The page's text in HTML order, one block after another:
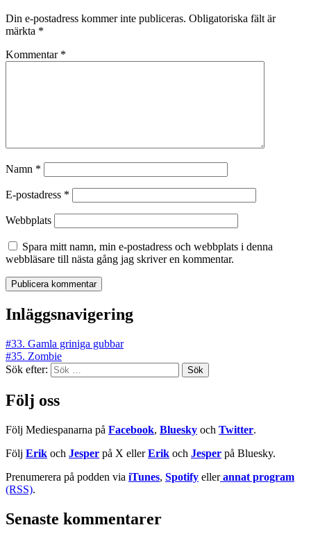
Din e-postadress kommer inte publiceras. Obligatoriska fält är
märkta *
Kommentar *
Namn *
E-postadress *
Webbplats
Spara mitt namn, min e-postadress och webbplats i denna
webbläsare till nästa gång jag skriver en kommentar.
Inläggsnavigering
#33. Gamla griniga gubbar
#35. Zombie
Sök efter:
Följ oss
Följ Mediespanarna på Facebook, Bluesky och Twitter.
Följ Erik och Jesper på X ellerErik och Jesper på Bluesky.
Prenumerera på podden via iTunes, Spotify eller annat program
(RSS).
Senaste kommentarer